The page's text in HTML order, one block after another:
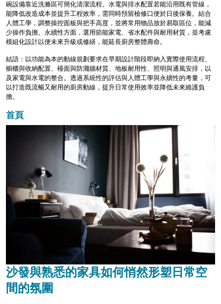
碗設備靠近洗滌區可簡化清潔流程。水電與排水配置若能沿用既有管線，
能降低改造成本並提升工程效率，需同時預留檢修口便於日後保養。結合
人體工學，調整操控面板與把手高度，並將常用物品放於易取區位，能減
少操作負擔。永續性方面，選用節能家電、省水配件與耐用材質，並考慮
模組化設計以便未來升級或修繕，能延長廚房整體壽命。
結語：以功能為本的動線規劃要求在早期設計階段即納入實際使用流程、
櫥櫃與收納配置、檯面與防濺牆材質、地板耐用性、照明與通風安排，以
及家電與水電的整合。透過系統性的評估與人體工學與永續性的考量，可
以打造既流暢又耐用的廚房動線，提升日常使用效率並降低未來維護負
擔。
首頁
沙發與熟悉的家具如何悄然形塑日常空
間的氛圍